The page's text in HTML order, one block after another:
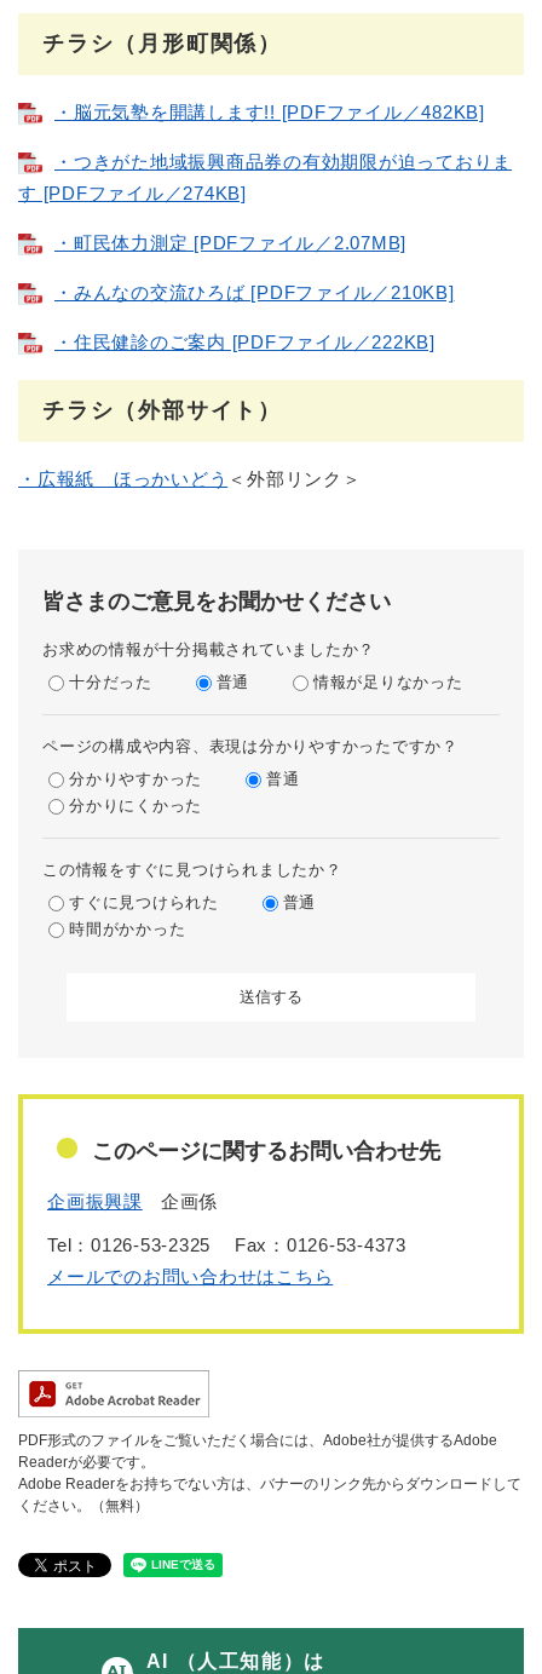
チラシ（月形町関係）
・脳元気塾を開講します!! [PDFファイル／482KB]
・つきがた地域振興商品券の有効期限が迫っておりま
す [PDFファイル／274KB]
・町民体力測定 [PDFファイル／2.07MB]
・みんなの交流ひろば [PDFファイル／210KB]
・住民健診のご案内 [PDFファイル／222KB]
チラシ（外部サイト）
・広報紙 ほっかいどう ＜外部リンク＞
皆さまのご意見をお聞かせください
お求めの情報が十分掲載されていましたか？
十分だった
普通 情報が足りなかった
ページの構成や内容、表現は分かりやすかったですか？
分かりやすかった
普通
分かりにくかった
この情報をすぐに見つけられましたか？
すぐに見つけられた
普通
時間がかかった
このページに関するお問い合わせ先
企画振興課 企画係
Tel：0126-53-2325
Fax：0126-53-4373
メールでのお問い合わせはこちら
PDF形式のファイルをご覧いただく場合には、Adobe社が提供するAdobe
Readerが必要です。
Adobe Readerをお持ちでない方は、バナーのリンク先からダウンロードして
ください。（無料）
AI （人工知能）は